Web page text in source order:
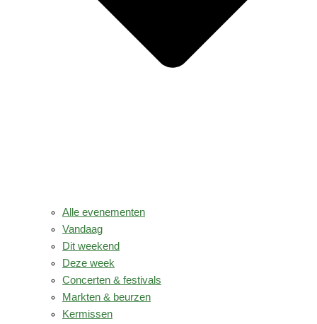
Alle evenementen
Vandaag
Dit weekend
Deze week
Concerten & festivals
Markten & beurzen
Kermissen